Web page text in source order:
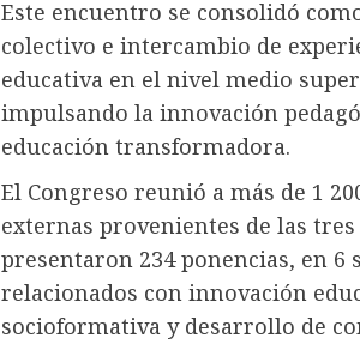
Este encuentro se consolidó
colectivo e intercambio de
educativa en el nivel medio
impulsando la innovación
educación transformadora.
El Congreso reunió a más de 1
externas provenientes de las
presentaron 234 ponencias, en 6
relacionados con innovación
socioformativa y desarrollo de